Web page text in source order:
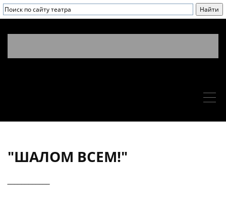
"ШАЛОМ ВСЕМ!"